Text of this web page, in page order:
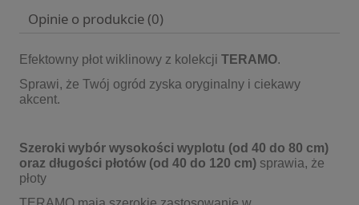
Opinie o produkcie (0)
Efektowny płot wiklinowy z kolekcji TERAMO.
Sprawi, że Twój ogród zyska oryginalny i ciekawy
akcent.
Szeroki wybór wysokości wyplotu (od 40 do 80 cm)
oraz długości płotów (od 40 do 120 cm) sprawia, że
płoty